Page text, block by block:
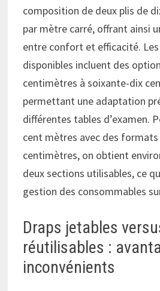
composition de deux plis de
par mètre carré, offrant ainsi
entre confort et efficacité.
disponibles incluent des
centimètres à soixante-dix
permettant une adaptation
différentes tables d’examen.
cent mètres avec des
centimètres, on obtient
deux sections utilisables, ce
gestion des consommables
Draps jetables
réutilisables :
inconvénients